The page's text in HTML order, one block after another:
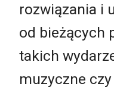
rozwiązania i
od bieżących
takich
muzyczne